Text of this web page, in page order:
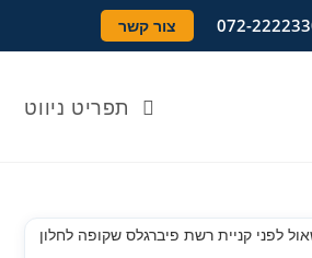
צור קשר
תפריט ניווט